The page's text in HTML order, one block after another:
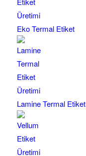
Eko Termal Etiket
Lamine Termal Etiket